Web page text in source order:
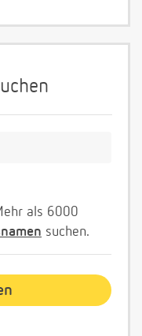
als 6000
suchen.